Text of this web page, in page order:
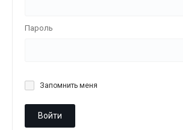
Пароль
Запомнить меня
Войти